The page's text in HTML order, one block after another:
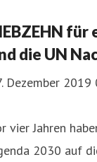
die UN
Dezember 2019
vier Jahren
2030 auf